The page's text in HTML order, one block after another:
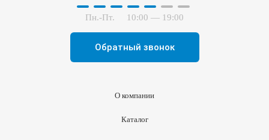
О компании
Каталог
Пн.-Пт. 10:00 — 19:00
Обратный звонок